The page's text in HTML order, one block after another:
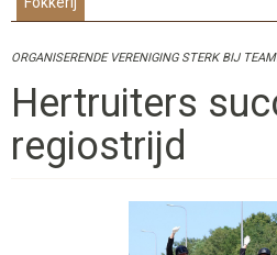
ORGANISERENDE VERENIGING STERK BIJ
Hertruiters
regiostrijd